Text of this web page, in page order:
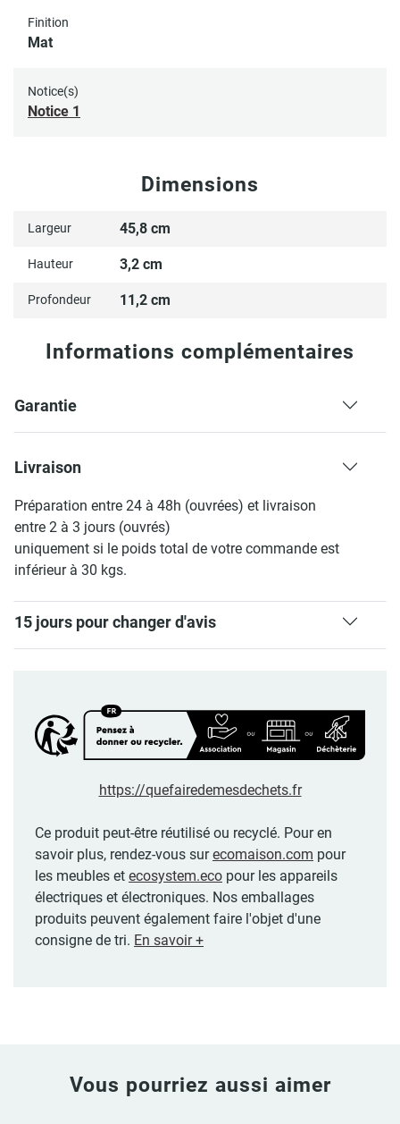
Finition
Mat
Notice(s)
Notice 1
Dimensions
Largeur 45,8 cm
Hauteur 3,2 cm
Profondeur 11,2 cm
Informations complémentaires
Garantie
Livraison
Préparation entre 24 à 48h (ouvrées) et livraison
entre 2 à 3 jours (ouvrés)
uniquement si le poids total de votre commande est
inférieur à 30 kgs.
15 jours pour changer d'avis
https://quefairedemesdechets.fr
Ce produit peut-être réutilisé ou recyclé. Pour en
savoir plus, rendez-vous surecomaison.com pour
les meubles et ecosystem.eco pour les appareils
électriques et électroniques. Nos emballages
produits peuvent également faire l'objet d'une
consigne de tri. En savoir +
Vous pourriez aussi aimer